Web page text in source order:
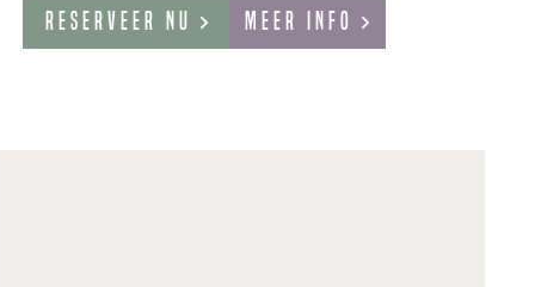
Reserveer nu Meer info